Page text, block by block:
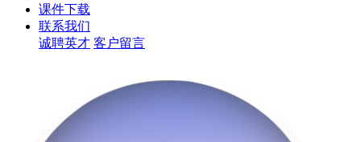
课件下载
联系我们
诚聘英才 客户留言